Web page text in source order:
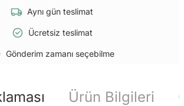
Aynı gün teslimat
Ücretsiz teslimat
Gönderim zamanı seçebilme
Ürün Bilgileri